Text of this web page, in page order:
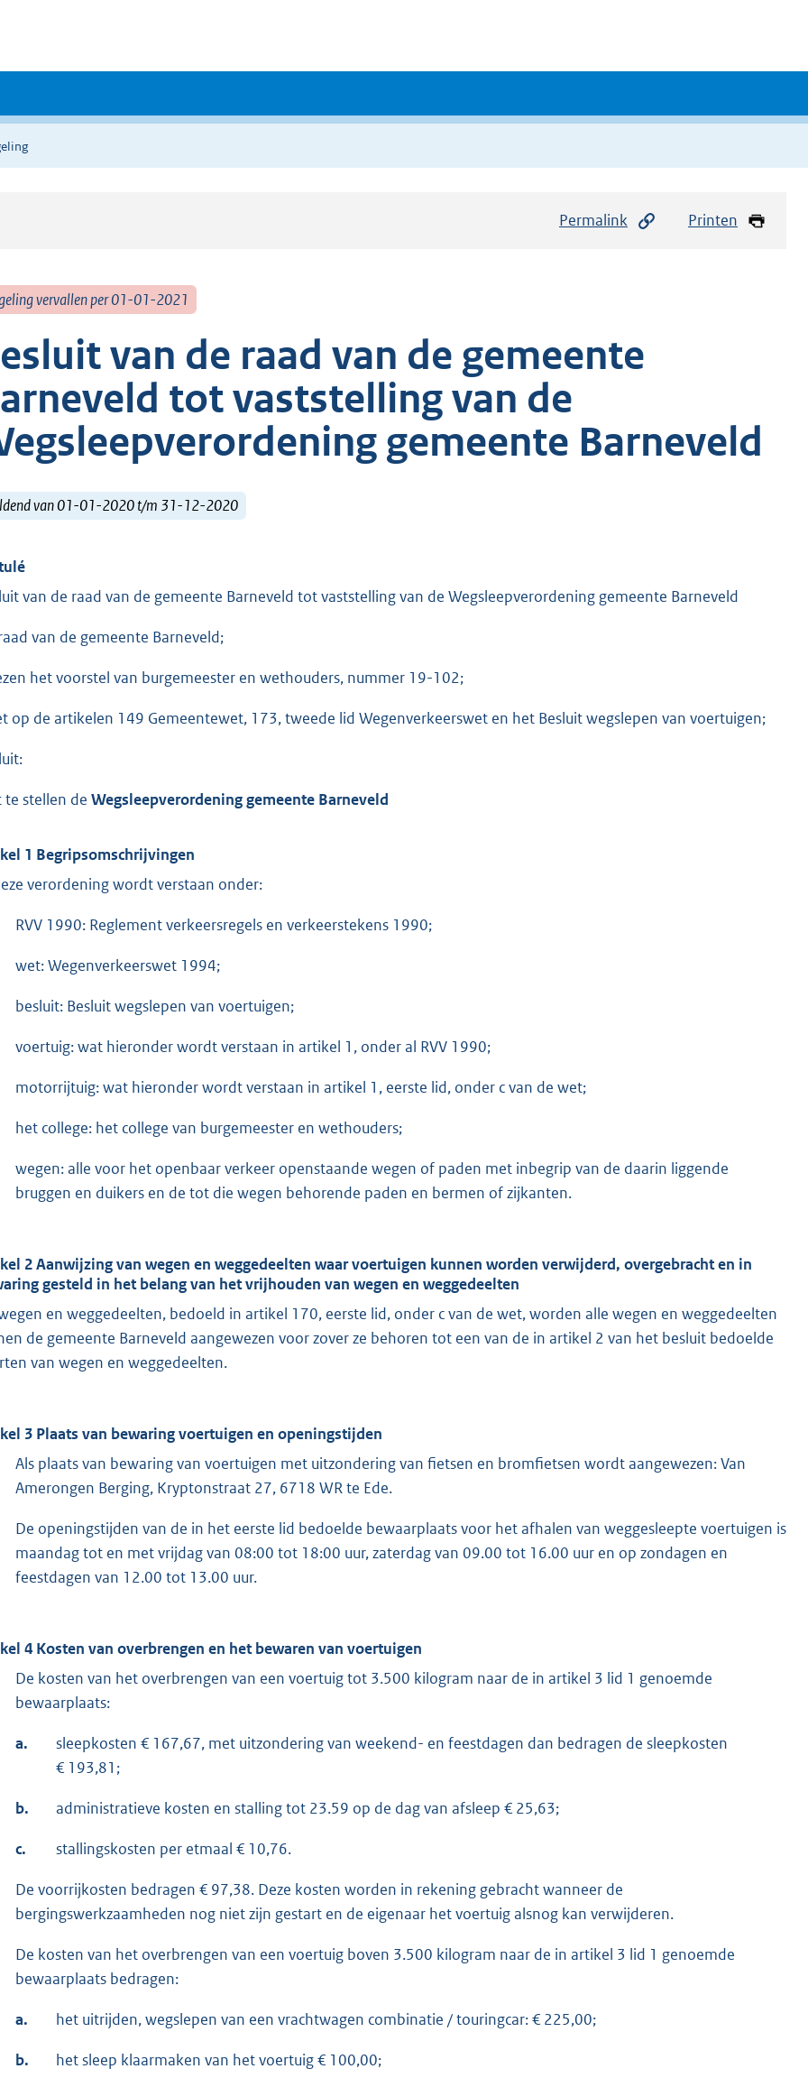
Permalink Printen
vervallen per 01-01-2021
van de raad van de gemeente
tot vaststelling van de
gemeente Barneveld
van 01-01-2020 t/m 31-12-2020
van de raad van de gemeente Barneveld tot vaststelling van de Wegsleepverordening gemeente Barneveld
van de gemeente Barneveld;
het voorstel van burgemeester en wethouders, nummer 19-102;
op de artikelen 149 Gemeentewet, 173, tweede lid Wegenverkeerswet en het Besluit wegslepen van voertuigen;
te stellen de Wegsleepverordening gemeente Barneveld
1 Begripsomschrijvingen
verordening wordt verstaan onder:
RVV 1990: Reglement verkeersregels en verkeerstekens 1990;
wet: Wegenverkeerswet 1994;
besluit: Besluit wegslepen van voertuigen;
voertuig: wat hieronder wordt verstaan in artikel 1, onder al RVV 1990;
motorrijtuig: wat hieronder wordt verstaan in artikel 1, eerste lid, onder c van de wet;
het college: het college van burgemeester en wethouders;
wegen: alle voor het openbaar verkeer openstaande wegen of paden met inbegrip van de daarin liggende
bruggen en duikers en de tot die wegen behorende paden en bermen of zijkanten.
2 Aanwijzing van wegen en weggedeelten waar voertuigen kunnen worden verwijderd, overgebracht en in
gesteld in het belang van het vrijhouden van wegen en weggedeelten
en weggedeelten, bedoeld in artikel 170, eerste lid, onder c van de wet, worden alle wegen en weggedeelten
de gemeente Barneveld aangewezen voor zover ze behoren tot een van de in artikel 2 van het besluit bedoelde
van wegen en weggedeelten.
3 Plaats van bewaring voertuigen en openingstijden
Als plaats van bewaring van voertuigen met uitzondering van fietsen en bromfietsen wordt aangewezen: Van
Amerongen Berging, Kryptonstraat 27, 6718 WR te Ede.
De openingstijden van de in het eerste lid bedoelde bewaarplaats voor het afhalen van weggesleepte voertuigen is
maandag tot en met vrijdag van 08:00 tot 18:00 uur, zaterdag van 09.00 tot 16.00 uur en op zondagen en
feestdagen van 12.00 tot 13.00 uur.
4 Kosten van overbrengen en het bewaren van voertuigen
De kosten van het overbrengen van een voertuig tot 3.500 kilogram naar de in artikel 3 lid 1 genoemde
bewaarplaats:
a.
sleepkosten € 167,67, met uitzondering van weekend- en feestdagen dan bedragen de sleepkosten
€ 193,81;
b. administratieve kosten en stalling tot 23.59 op de dag van afsleep € 25,63;
c. stallingskosten per etmaal € 10,76.
De voorrijkosten bedragen € 97,38. Deze kosten worden in rekening gebracht wanneer de
bergingswerkzaamheden nog niet zijn gestart en de eigenaar het voertuig alsnog kan verwijderen.
De kosten van het overbrengen van een voertuig boven 3.500 kilogram naar de in artikel 3 lid 1 genoemde
bewaarplaats bedragen:
a. het uitrijden, wegslepen van een vrachtwagen combinatie / touringcar: € 225,00;
b. het sleep klaarmaken van het voertuig € 100,00;